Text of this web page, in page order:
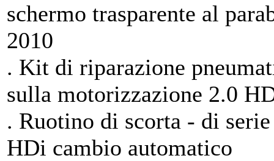
schermo trasparente al
2010
. Kit di riparazione
sulla motorizzazione 2.0
. Ruotino di scorta - di
HDi cambio automatico